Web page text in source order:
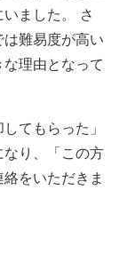
ました。 さ
難易度が高い
理由となって
てもらった」
り、「この方
をいただきま